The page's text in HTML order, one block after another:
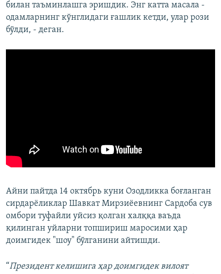
билан таъминлашга эришдик. Энг катта масала -
одамларнинг кўнглидаги ғашлик кетди, улар рози
бўлди, - деган.
Айни пайтда 14 октябрь куни Озодликка боғланган
сирдарëликлар Шавкат Мирзиëевнинг Сардоба сув
омбори туфайли уйсиз қолган халққа ваъда
қилинган уйларни топшириш маросими ҳар
доимгидек "шоу" бўлганини айтишди.
“Президент келишига ҳар доимгидек вилоят